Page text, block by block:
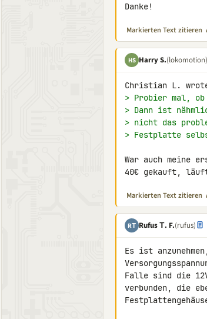
Danke!
Markierten Text zitieren
HS Harry S.(lokomotion)
> Probier mal,
> Dann ist
> nicht das
> Festplatte
War auch meine
40€ gekauft,
Markierten Text zitieren
RΤ Rufus Τ. F.(rufus)
Es ist
Falle sind die
verbunden, die